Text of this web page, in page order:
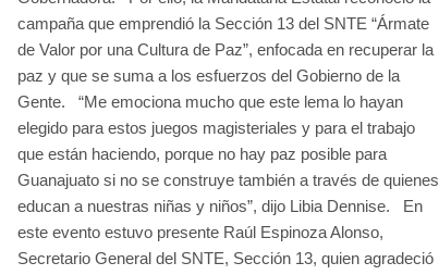
campaña que emprendió la Sección 13 del SNTE “Ármate
de Valor por una Cultura de Paz”, enfocada en recuperar la
paz y que se suma a los esfuerzos del Gobierno de la
Gente. “Me emociona mucho que este lema lo hayan
elegido para estos juegos magisteriales y para el trabajo
que están haciendo, porque no hay paz posible para
Guanajuato si no se construye también a través de quienes
educan a nuestras niñas y niños”, dijo Libia Dennise. En
este evento estuvo presente Raúl Espinoza Alonso,
Secretario General del SNTE, Sección 13, quien agradeció